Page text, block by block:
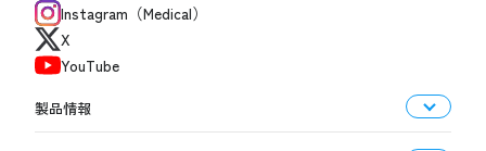
Instagram（Medical）
X
YouTube
製品情報